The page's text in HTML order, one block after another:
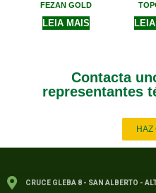
FEZAN GOLD
LEIA MAIS
Contacta
representantes
HAZ
CRUCE GLEBA 8 - SAN ALBERTO -